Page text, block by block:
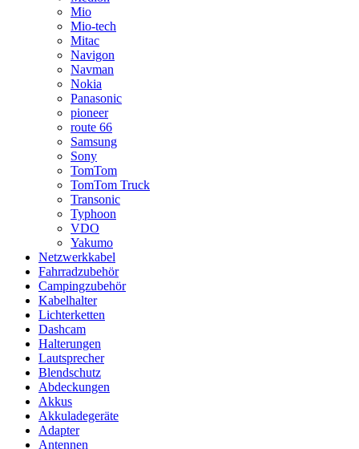
Mio
Mio-tech
Mitac
Navigon
Navman
Nokia
Panasonic
pioneer
route 66
Samsung
Sony
TomTom
TomTom Truck
Transonic
Typhoon
VDO
Yakumo
Netzwerkkabel
Fahrradzubehör
Campingzubehör
Kabelhalter
Lichterketten
Dashcam
Halterungen
Lautsprecher
Blendschutz
Abdeckungen
Akkus
Akkuladegeräte
Adapter
Antennen